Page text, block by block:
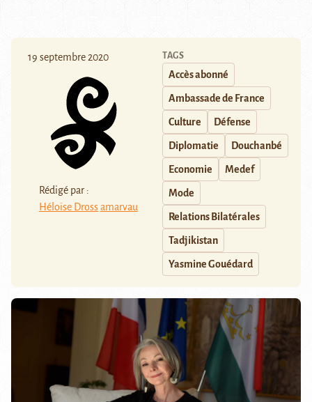
19 septembre 2020
Rédigé par :
Héloïse Drossamarvau
TAGS
Accès abonné
Ambassade de France
Culture Défense
Diplomatie Douchanbé
Economie Medef
Mode
Relations Bilatérales
Tadjikistan
Yasmine Gouédard